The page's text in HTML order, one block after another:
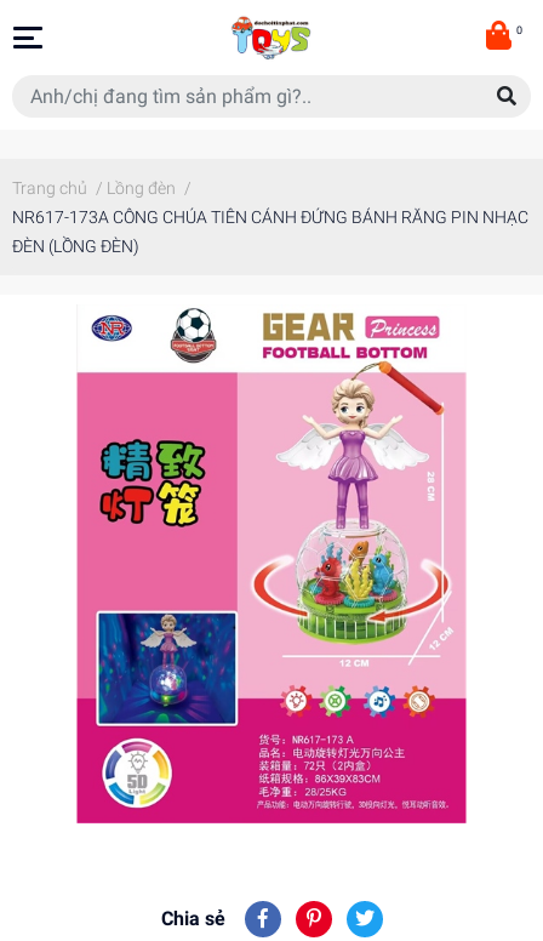
0
Trang chủ / Lồng đèn /
NR617-173A CÔNG CHÚA TIÊN CÁNH ĐỨNG BÁNH RĂNG PIN NHẠC
ĐÈN (LỒNG ĐÈN)
Chia sẻ